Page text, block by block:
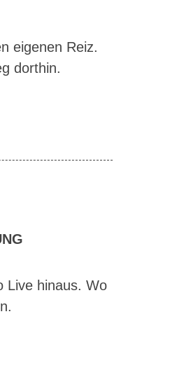
eigenen Reiz.
dorthin.
Live hinaus. Wo